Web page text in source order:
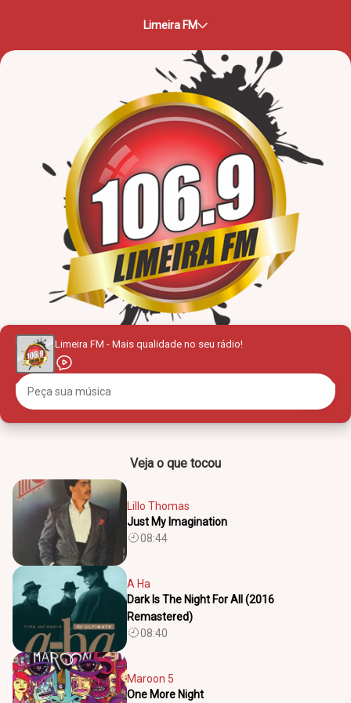
Limeira FM - Mais qualidade no seu rádio!
Limeira FM
Veja o que tocou
Lillo Thomas
Just My Imagination
08:44
A Ha
Dark Is The Night For All (2016
Remastered)
08:40
Maroon 5
One More Night